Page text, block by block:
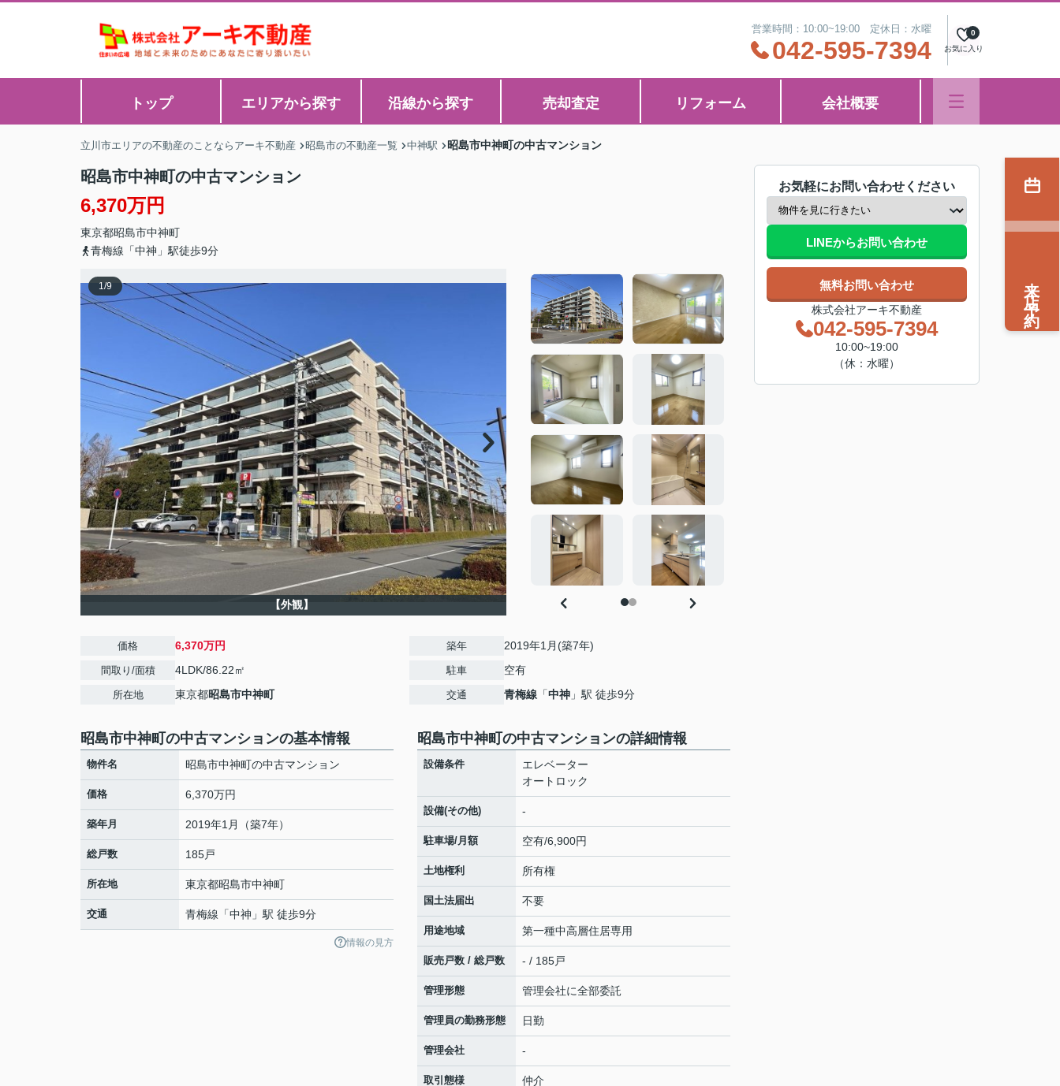
営業時間：10:00~19:00 定休日：水曜
042-595-7394 お気に入り
0
トップ エリアから探す 沿線から探す 売却査定 リフォーム 会社概要
立川市エリアの不動産のことならアーキ不動産 昭島市の不動産一覧 中神駅 昭島市中神町の中古マンション
昭島市中神町の中古マンション
6,370万円
東京都昭島市中神町
青梅線「中神」駅徒歩9分
1/9
【外観】
価格 6,370万円
間取り/面積 4LDK/86.22㎡
所在地 東京都昭島市中神町
築年 2019年1月(築7年)
駐車 空有
交通 青梅線 「中神 」駅 徒歩9分
昭島市中神町の中古マンションの基本情報
物件名 昭島市中神町の中古マンション
価格 6,370万円
築年月 2019年1月（築7年）
総戸数 185戸
所在地 東京都昭島市中神町
交通 青梅線 「中神 」駅 徒歩9分
情報の見方
昭島市中神町の中古マンションの詳細情報
設備条件
エレベーター
オートロック
設備(その他) -
駐車場/月額 空有/6,900円
土地権利 所有権
国土法届出 不要
用途地域 第一種中高層住居専用
販売戸数 / 総戸数 - / 185戸
管理形態 管理会社に全部委託
管理員の勤務形態 日勤
管理会社 -
取引態様 仲介
お気軽にお問い合わせください
LINEからお問い合わせ
無料お問い合わせ
株式会社アーキ不動産
042-595-7394
10:00~19:00
（休：水曜）
来店予約